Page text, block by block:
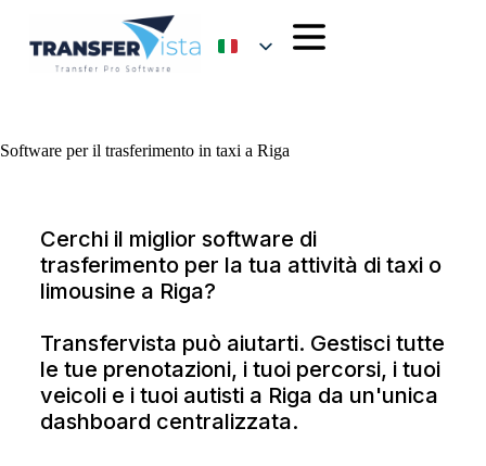
Software per il trasferimento in taxi a Riga
Cerchi il miglior software di
trasferimento per la tua attività di taxi o
limousine a Riga?
Transfervista può aiutarti. Gestisci tutte
le tue prenotazioni, i tuoi percorsi, i tuoi
veicoli e i tuoi autisti a Riga da un'unica
dashboard centralizzata.